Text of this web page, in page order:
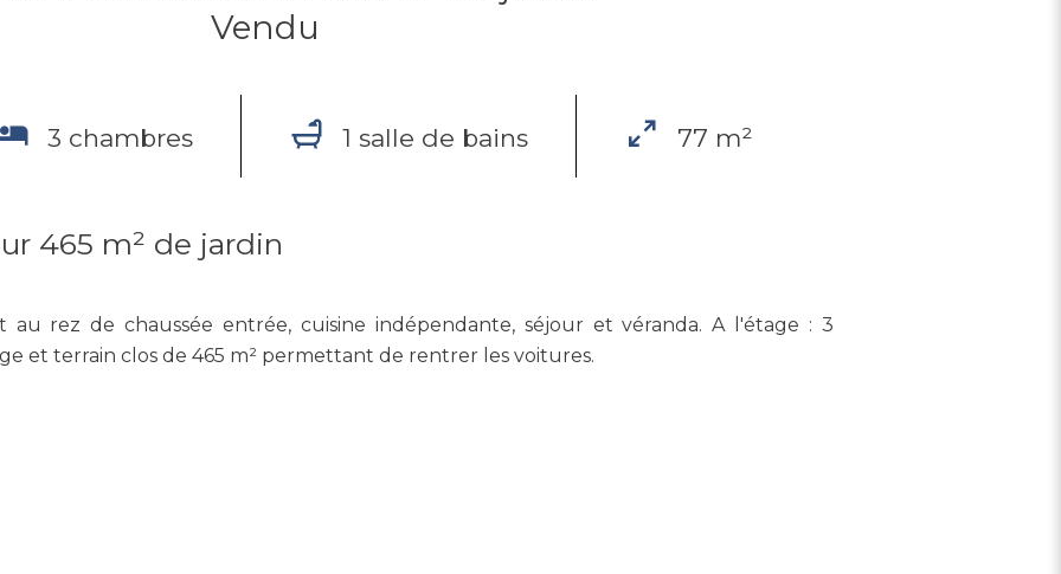
Vendu
3 chambres 1 salle de bains 77 m²
465 m² de jardin
au rez de chaussée entrée, cuisine indépendante, séjour et véranda. A l'étage : 3
et terrain clos de 465 m² permettant de rentrer les voitures.